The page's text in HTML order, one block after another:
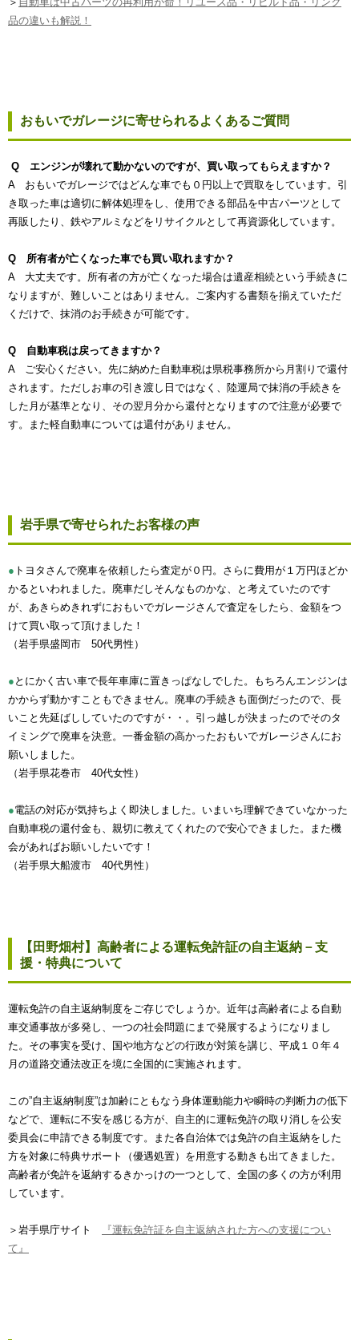
品の違いも解説！
おもいでガレージに寄せられるよくあるご質問
Q エンジンが壊れて動かないのですが、買い取ってもらえますか？
A おもいでガレージではどんな車でも０円以上で買取をしています。引
き取った車は適切に解体処理をし、使用できる部品を中古パーツとして
再販したり、鉄やアルミなどをリサイクルとして再資源化しています。
Q 所有者が亡くなった車でも買い取れますか？
A 大丈夫です。所有者の方が亡くなった場合は遺産相続という手続きに
なりますが、難しいことはありません。ご案内する書類を揃えていただ
くだけで、抹消のお手続きが可能です。
Q 自動車税は戻ってきますか？
A ご安心ください。先に納めた自動車税は県税事務所から月割りで還付
されます。ただしお車の引き渡し日ではなく、陸運局で抹消の手続きを
した月が基準となり、その翌月分から還付となりますので注意が必要で
す。また軽自動車については還付がありません。
岩手県で寄せられたお客様の声
● トヨタさんで廃車を依頼したら査定が０円。さらに費用が１万円ほどか
かるといわれました。廃車だしそんなものかな、と考えていたのです
が、あきらめきれずにおもいでガレージさんで査定をしたら、金額をつ
けて買い取って頂けました！
（岩手県盛岡市 50代男性）
● とにかく古い車で長年車庫に置きっぱなしでした。もちろんエンジンは
かからず動かすこともできません。廃車の手続きも面倒だったので、長
いこと先延ばししていたのですが・・。引っ越しが決まったのでそのタ
イミングで廃車を決意。一番金額の高かったおもいでガレージさんにお
願いしました。
（岩手県花巻市 40代女性）
●電話の対応が気持ちよく即決しました。いまいち理解できていなかった
自動車税の還付金も、親切に教えてくれたので安心できました。また機
会があればお願いしたいです！
（岩手県大船渡市 40代男性）
【田野畑村】高齢者による運転免許証の自主返納－支
援・特典について
運転免許の自主返納制度をご存じでしょうか。近年は高齢者による自動
車交通事故が多発し、一つの社会問題にまで発展するようになりまし
た。その事実を受け、国や地方などの行政が対策を講じ、平成１０年４
月の道路交通法改正を境に全国的に実施されます。
この”自主返納制度”は加齢にともなう身体運動能力や瞬時の判断力の低下
などで、運転に不安を感じる方が、自主的に運転免許の取り消しを公安
委員会に申請できる制度です。また各自治体では免許の自主返納をした
方を対象に特典サポート（優遇処置）を用意する動きも出てきました。
高齢者が免許を返納するきかっけの一つとして、全国の多くの方が利用
しています。
＞岩手県庁サイト
『運転免許証を自主返納された方への支援につい
て』